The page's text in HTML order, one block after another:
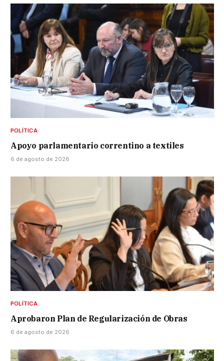
POLÍTICA
Apoyo parlamentario correntino a textiles
6 de agosto de 2026
POLÍTICA
Aprobaron Plan de Regularización de Obras
6 de agosto de 2026